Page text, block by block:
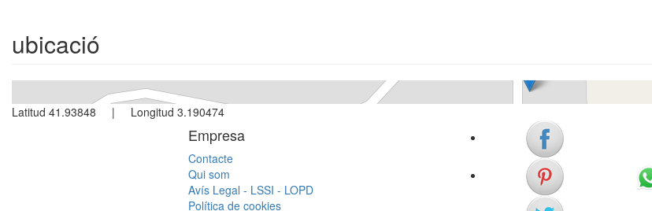
ubicació
Latitud 41.93848 | Longitud 3.190474
Empresa
Contacte
Qui som
Avís Legal - LSSI - LOPD
Política de cookies